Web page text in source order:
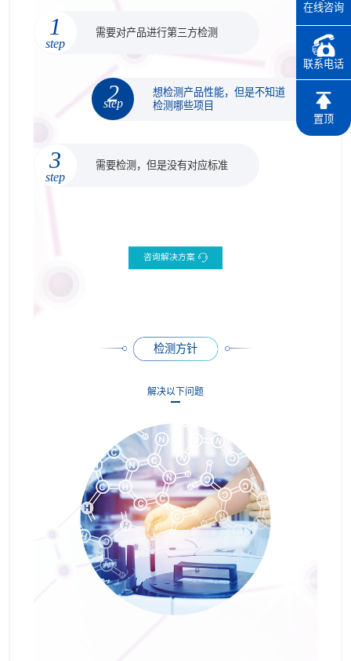
在线咨询
联系电话
置顶
1
step
需要对产品进行第三方检测
2
step
想检测产品性能，但是不知道
检测哪些项目
3
step
需要检测，但是没有对应标准
咨询解决方案
检测方针
解决以下问题